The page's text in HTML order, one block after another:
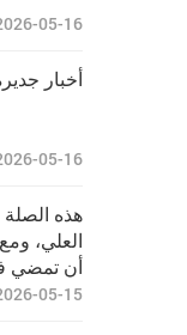
05-16
أخبار
05-16
هذه الصلة
العلي،
أن تمضي
على كل ما
05-15